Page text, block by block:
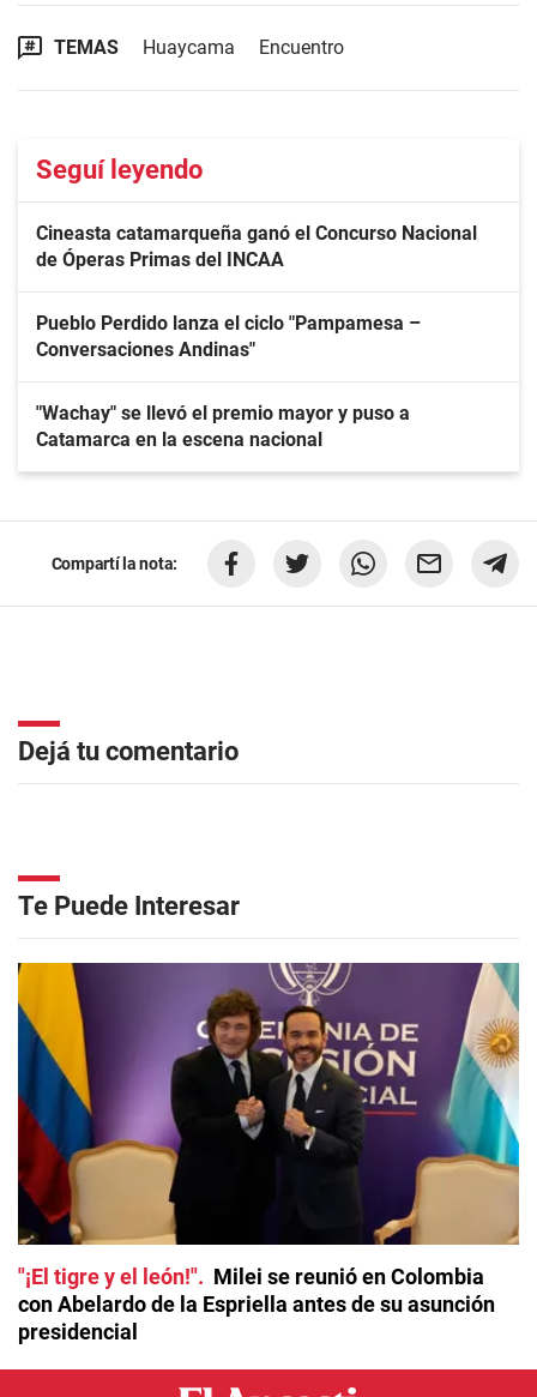
TEMAS Huaycama Encuentro
Seguí leyendo
Cineasta catamarqueña ganó el Concurso Nacional
de Óperas Primas del INCAA
Pueblo Perdido lanza el ciclo "Pampamesa –
Conversaciones Andinas"
"Wachay" se llevó el premio mayor y puso a
Catamarca en la escena nacional
Compartí la nota:
Dejá tu comentario
Te Puede Interesar
"¡El tigre y el león!"
Milei se reunió en Colombia
con Abelardo de la Espriella antes de su asunción
presidencial